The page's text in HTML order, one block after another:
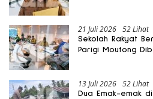
21 Juli 2026 52 Lihat
Sekolah Rakyat
Parigi Moutong
13 Juli 2026 52 Lihat
Dua Emak-emak